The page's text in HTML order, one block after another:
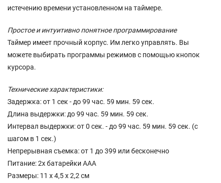
истечению времени установленном на таймере.
Простое и интуитивно понятное программирование
Таймер имеет прочный корпус. Им легко управлять. Вы
можете выбирать программы режимов с помощью кнопок
курсора.
Технические характеристики:
Задержка: от 1 сек - до 99 час. 59 мин. 59 сек.
Длина выдержки: до 99 час. 59 мин. 59 сек.
Интервал выдержки: от 0 сек. - до 99 час. 59 мин. 59 сек. (с
шагом в 1 сек.)
Непрерывная съемка: от 1 до 399 или бесконечно
Питание: 2x батарейки AAA
Размеры: 11 х 4,5 х 2,2 см